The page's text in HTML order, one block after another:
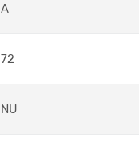
A
72
NU